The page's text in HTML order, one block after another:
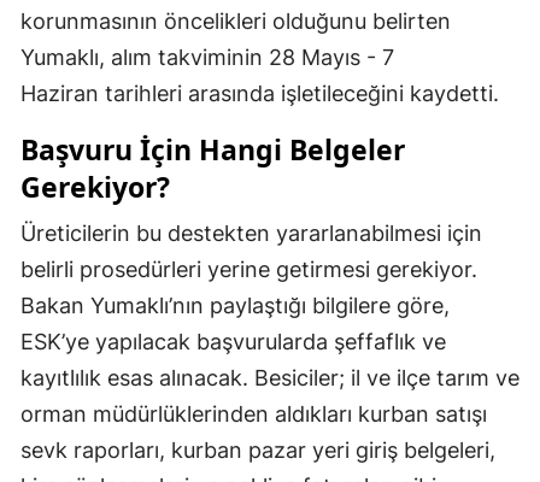
korunmasının öncelikleri olduğunu belirten
Yumaklı, alım takviminin 28 Mayıs - 7
Haziran tarihleri arasında işletileceğini kaydetti.
Başvuru İçin Hangi Belgeler
Gerekiyor?
Üreticilerin bu destekten yararlanabilmesi için
belirli prosedürleri yerine getirmesi gerekiyor.
Bakan Yumaklı’nın paylaştığı bilgilere göre,
ESK’ye yapılacak başvurularda şeffaflık ve
kayıtlılık esas alınacak. Besiciler; il ve ilçe tarım ve
orman müdürlüklerinden aldıkları kurban satışı
sevk raporları, kurban pazar yeri giriş belgeleri,